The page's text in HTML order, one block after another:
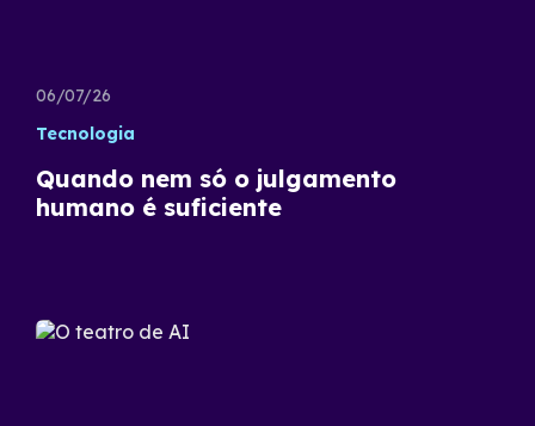
06/07/26
Tecnologia
Quando nem só o julgamento
humano é suficiente